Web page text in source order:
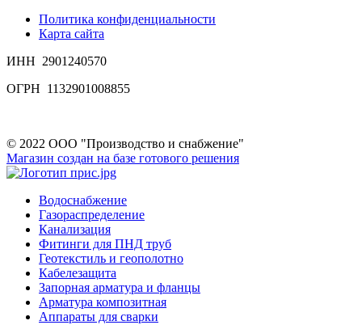
Политика конфиденциальности
Карта сайта
ИНН 2901240570
ОГРН 1132901008855
© 2022 ООО "Производство и снабжение"
Магазин создан на базе готового решения
Водоснабжение
Газораспределение
Канализация
Фитинги для ПНД труб
Геотекстиль и геополотно
Кабелезащита
Запорная арматура и фланцы
Арматура композитная
Аппараты для сварки